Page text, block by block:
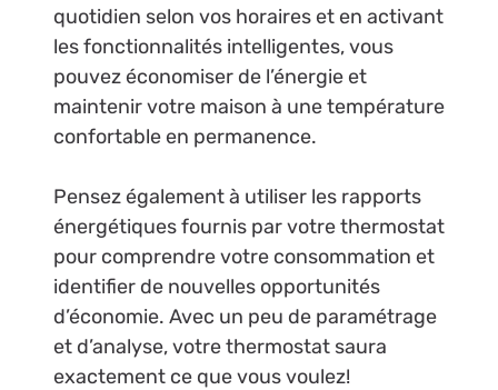
quotidien selon vos horaires et en activant
les fonctionnalités intelligentes, vous
pouvez économiser de l’énergie et
maintenir votre maison à une température
confortable en permanence.
Pensez également à utiliser les rapports
énergétiques fournis par votre thermostat
pour comprendre votre consommation et
identifier de nouvelles opportunités
d’économie. Avec un peu de paramétrage
et d’analyse, votre thermostat saura
exactement ce que vous voulez!